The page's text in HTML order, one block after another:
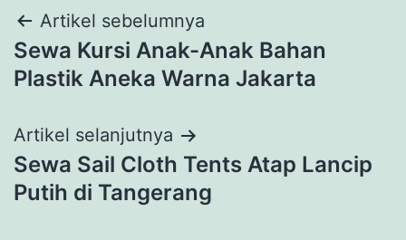
Navigasi
pos
Artikel sebelumnya
Sewa Kursi Anak-Anak Bahan
Plastik Aneka Warna Jakarta
Artikel selanjutnya
Sewa Sail Cloth Tents Atap Lancip
Putih di Tangerang